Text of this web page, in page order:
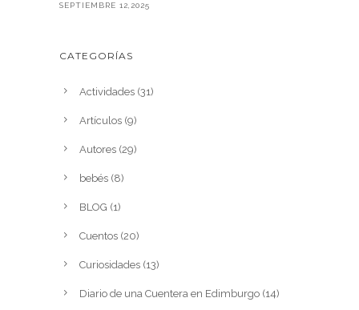
SEPTIEMBRE 12,2025
CATEGORÍAS
Actividades (31)
Artículos (9)
Autores (29)
bebés (8)
BLOG (1)
Cuentos (20)
Curiosidades (13)
Diario de una Cuentera en Edimburgo (14)